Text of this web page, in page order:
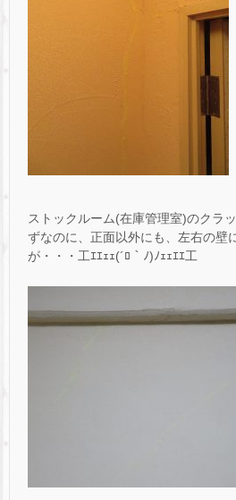
ストックルーム(在庫管理室)のクラ
ずなのに、正面以外にも、左右の壁
が・・・工ｴｴｪｪ(´ﾛ｀ﾉ)ﾉｪｪｴｴ工